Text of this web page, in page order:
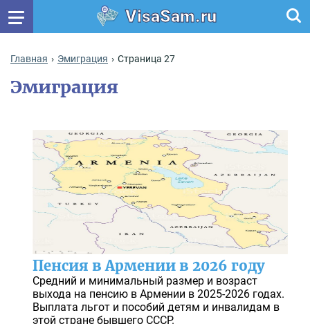
VisaSam.ru
Главная Эмиграция Страница 27
Эмиграция
Пенсия в Армении в 2026 году
Средний и минимальный размер и возраст
выхода на пенсию в Армении в 2025-2026 годах.
Выплата льгот и пособий детям и инвалидам в
этой стране бывшего СССР.